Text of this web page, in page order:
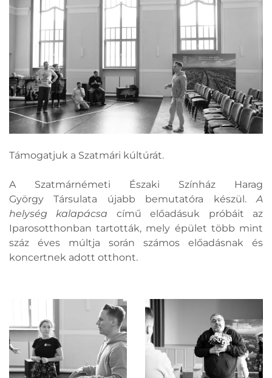
Támogatjuk a Szatmári kúltúrát.
A Szatmárnémeti Északi Színház Harag
György Társulata újabb bemutatóra készül.A
helység kalapácsa című előadásuk próbáit az
Iparosotthonban tartották, mely épület több mint
száz éves múltja során számos előadásnak és
koncertnek adott otthont.